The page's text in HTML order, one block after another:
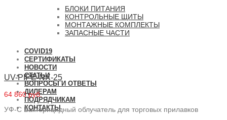
БЛОКИ ПИТАНИЯ
КОНТРОЛЬНЫЕ ЩИТЫ
МОНТАЖНЫЕ КОМПЛЕКТЫ
ЗАПАСНЫЕ ЧАСТИ
COVID19
СЕРТИФИКАТЫ
НОВОСТИ
СТАТЬИ
ВОПРОСЫ И ОТВЕТЫ
ДИЛЕРАМ
ПОДРЯДЧИКАМ
КОНТАКТЫ
UV-PIPE-NX-25
64 860 руб.
УФ-С Бактерицидный облучатель для торговых прилавков